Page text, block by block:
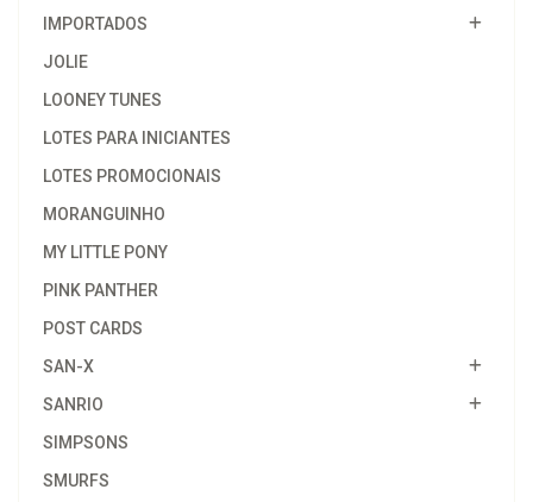
IMPORTADOS
JOLIE
LOONEY TUNES
LOTES PARA INICIANTES
LOTES PROMOCIONAIS
MORANGUINHO
MY LITTLE PONY
PINK PANTHER
POST CARDS
SAN-X
SANRIO
SIMPSONS
SMURFS